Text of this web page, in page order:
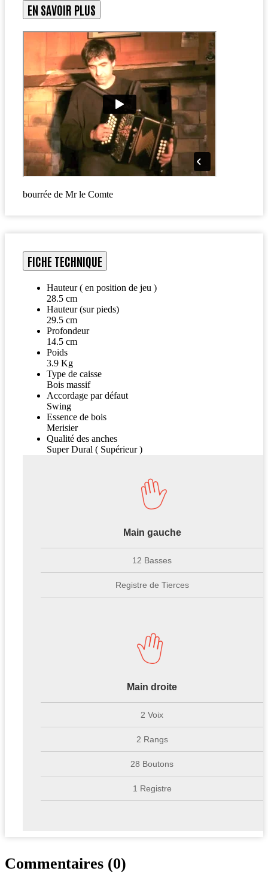
EN SAVOIR PLUS
bourrée de Mr le Comte
FICHE TECHNIQUE
Hauteur ( en position de jeu )
28.5 cm
Hauteur (sur pieds)
29.5 cm
Profondeur
14.5 cm
Poids
3.9 Kg
Type de caisse
Bois massif
Accordage par défaut
Swing
Essence de bois
Merisier
Qualité des anches
Super Dural ( Supérieur )
Main gauche
12 Basses
Registre de Tierces
Main droite
2 Voix
2 Rangs
28 Boutons
1 Registre
Commentaires (0)